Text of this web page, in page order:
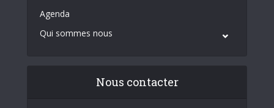
Agenda
Qui sommes nous
Nous contacter